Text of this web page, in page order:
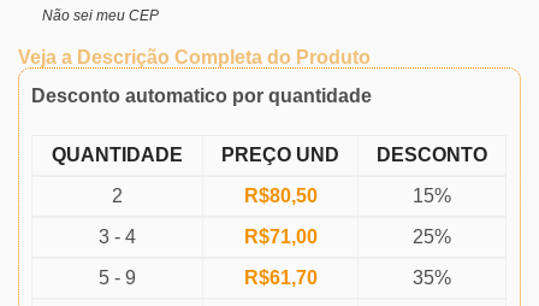
Não sei meu CEP
Veja a Descrição Completa do Produto
Desconto automatico por quantidade
QUANTIDADE PREÇO UND
DESCONTO
2
R$80,50
15%
3 - 4
R$71,00
25%
5 - 9
R$61,70
35%